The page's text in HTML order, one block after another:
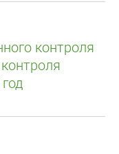
контроля